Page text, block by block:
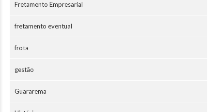
Fretamento Empresarial
fretamento eventual
frota
gestão
Guararema